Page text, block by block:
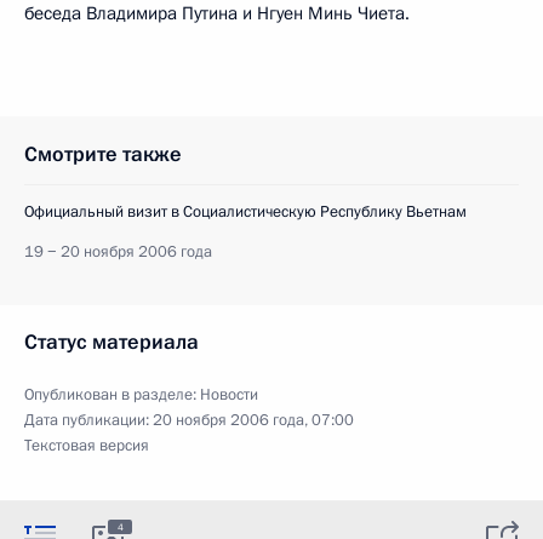
беседа Владимира Путина и Нгуен Минь Чиета.
Смотрите также
Официальный визит в Социалистическую Республику Вьетнам
19 − 20 ноября 2006 года
Статус материала
Опубликован в разделе: Новости
Дата публикации:20 ноября 2006 года, 07:00
Текстовая версия
4